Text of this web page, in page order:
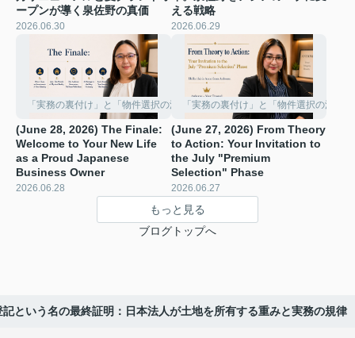
ープンが導く泉佐野の真価
2026.06.30
える戦略
2026.06.29
「実務の裏付け」と「物件選択の深化」
(June 28, 2026) The Finale:
Welcome to Your New Life
as a Proud Japanese
Business Owner
2026.06.28
「実務の裏付け」と「物件選択の深化」
(June 27, 2026) From Theory
to Action: Your Invitation to
the July "Premium
Selection" Phase ️
2026.06.27
もっと見る
ブログトップへ
という名の最終証明：日本法人が土地を所有する重みと実務の規律